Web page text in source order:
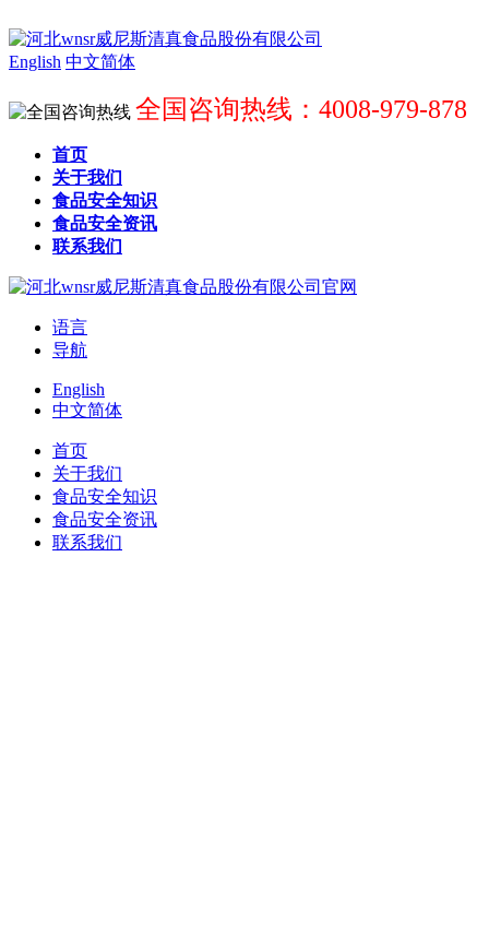
English 中文简体
全国咨询热线：4008-979-878
首页
关于我们
食品安全知识
食品安全资讯
联系我们
语言
导航
English
中文简体
首页
关于我们
食品安全知识
食品安全资讯
联系我们